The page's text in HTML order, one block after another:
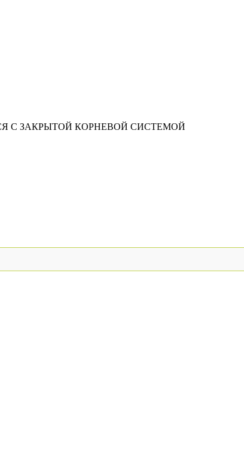
С ЗАКРЫТОЙ КОРНЕВОЙ СИСТЕМОЙ